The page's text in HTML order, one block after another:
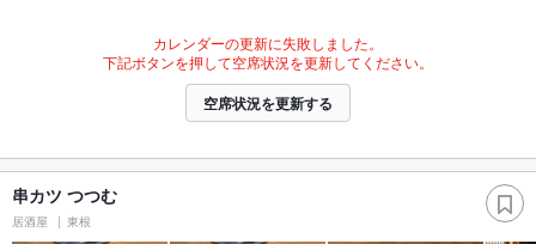
カレンダーの更新に失敗しました。
下記ボタンを押して空席状況を更新してください。
空席状況を更新する
串カツ つつむ
居酒屋 東根